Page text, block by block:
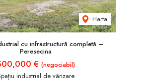
Harta
cu infrastructură completă –
Peresecina
€ (negociabil)
industrial de vânzare